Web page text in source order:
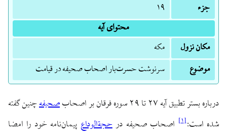
جزء
۱۹
محتوای آیه
مکان نزول
مکه
موضوع
سرنوشت حسرت‌بار اصحاب صحیفه در قیامت
درباره بستر تطبیق آیه ۲۷ تا ۲۹ سوره فرقان بر اصحاب صحیفهچنین گفته
شده است:[۱] اصحاب صحیفه درحجةالوداع پیمان‌نامه خود را امضا